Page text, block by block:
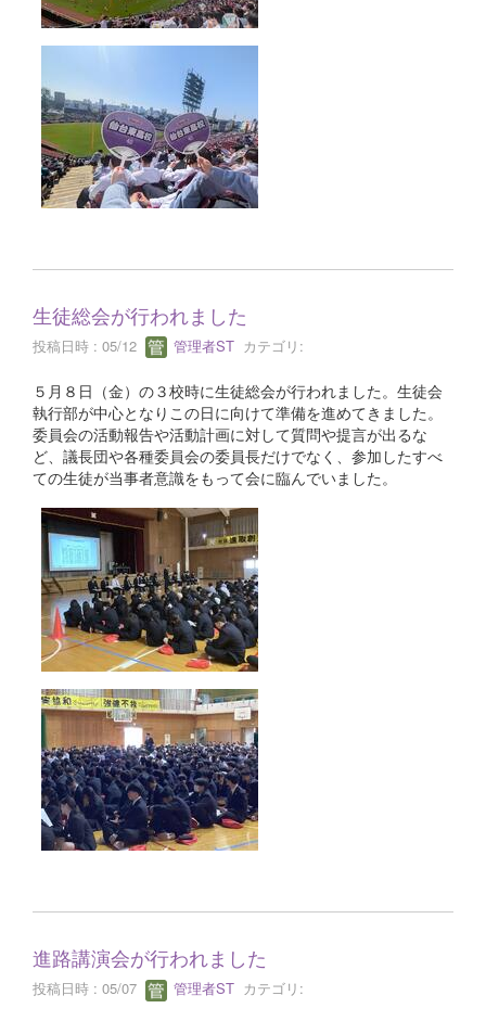
生徒総会が行われました
投稿日時 : 05/12 管理者ST カテゴリ:
５月８日（金）の３校時に生徒総会が行われました。生徒会
執行部が中心となりこの日に向けて準備を進めてきました。
委員会の活動報告や活動計画に対して質問や提言が出るな
ど、議長団や各種委員会の委員長だけでなく、参加したすべ
ての生徒が当事者意識をもって会に臨んでいました。
進路講演会が行われました
投稿日時 : 05/07 管理者ST カテゴリ: